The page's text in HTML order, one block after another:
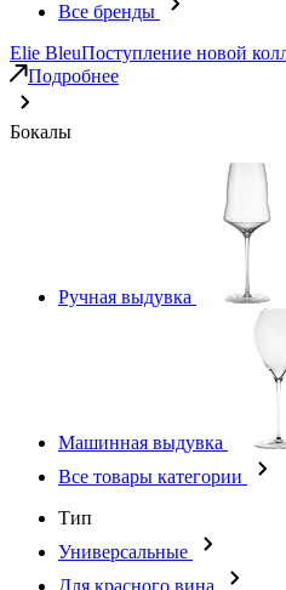
Все бренды
Elie BleuПоступление новой
Подробнее
Бокалы
Ручная выдувка
Машинная выдувка
Все товары категории
Тип
Универсальные
Для красного вина